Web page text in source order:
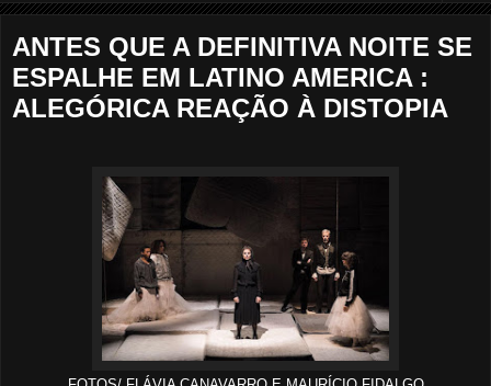
ANTES QUE A DEFINITIVA NOITE SE
ESPALHE EM LATINO AMERICA :
ALEGÓRICA REAÇÃO À DISTOPIA